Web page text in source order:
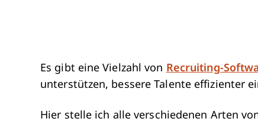
Es gibt eine Vielzahl von Recruiting-
unterstützen, bessere Talente effizienter
Hier stelle ich alle verschiedenen Arten